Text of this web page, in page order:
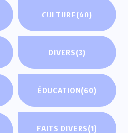
CULTURE(40)
DIVERS(3)
ÉDUCATION(60)
FAITS DIVERS(1)